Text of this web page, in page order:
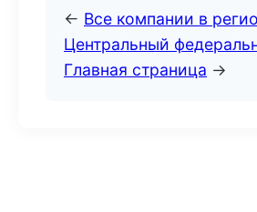
← Все компании в
Центральный
Главная страница →